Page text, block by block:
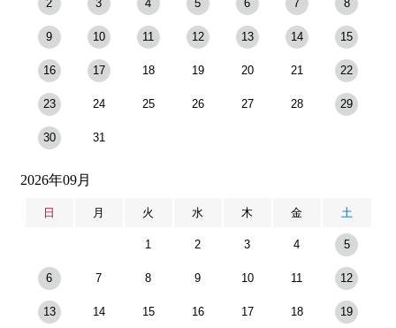
2 3 4 5 6 7 8
9 10 11 12 13 14 15
16 17 18 19 20 21 22
23 24 25 26 27 28 29
30 31
2026年09月
日 月 火 水 木 金 土
1 2 3 4 5
6 7 8 9 10 11 12
13 14 15 16 17 18 19